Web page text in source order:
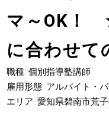
マ～OK！
に合わせて
職種: 個別指導塾講師
雇用形態: アルバイト・
エリア: 愛知県碧南市荒子